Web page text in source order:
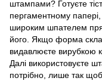
штампами? Готуєте
пергаментному
широким шпателем
його. Якщо форма
видавлюєте вирубкою
Далі використовуєте
потрібно, лише так щоб